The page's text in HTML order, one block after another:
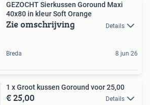
GEZOCHT Sierkussen Goround Maxi
40x80 in kleur Soft Orange
Zie omschrijving Details
Breda 8 jun 26
1 x Groot kussen Goround voor 25,00
€ 25,00 Details